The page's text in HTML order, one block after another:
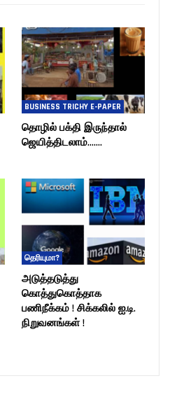
BUSINESS TRICHY E-PAPER
தொழில் பக்தி இருந்தால்
ஜெயித்திடலாம்…….
தெரியுமா?
அடுத்தடுத்து
கொத்துகொத்தாக
பணிநீக்கம் ! சிக்கலில் ஐ.டி.
நிறுவனங்கள் !